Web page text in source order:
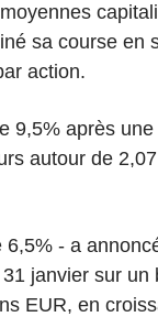
sa course en
action.
9,5% après
autour de
6,5% - a
janvier sur un
EUR, en